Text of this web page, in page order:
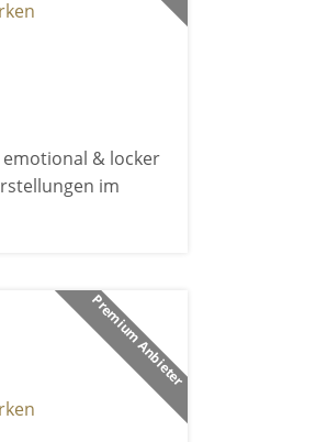
& locker
im
Premium Anbieter